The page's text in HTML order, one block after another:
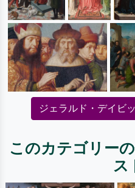
ジェラルド・デイビ
このカテゴリー
ス